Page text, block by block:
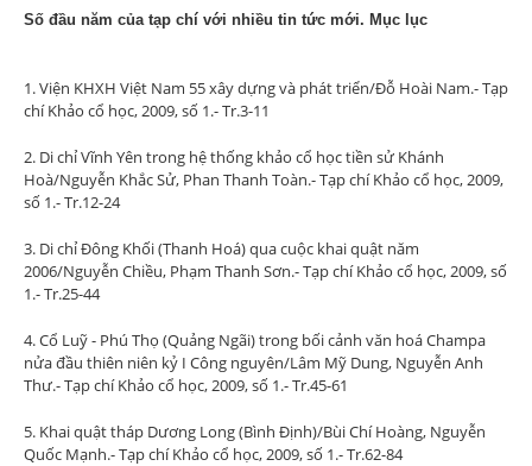
Số đầu năm của tạp chí với nhiều tin tức mới. Mục lục
1. Viện KHXH Việt Nam 55 xây dựng và phát triển/Đỗ Hoài Nam.- Tạp
chí Khảo cổ học, 2009, số 1.- Tr.3-11
2. Di chỉ Vĩnh Yên trong hệ thống khảo cổ học tiền sử Khánh
Hoà/Nguyễn Khắc Sử, Phan Thanh Toàn.- Tạp chí Khảo cổ học, 2009,
số 1.- Tr.12-24
3. Di chỉ Đông Khối (Thanh Hoá) qua cuộc khai quật năm
2006/Nguyễn Chiều, Phạm Thanh Sơn.- Tạp chí Khảo cổ học, 2009, số
1.- Tr.25-44
4. Cổ Luỹ - Phú Thọ (Quảng Ngãi) trong bối cảnh văn hoá Champa
nửa đầu thiên niên kỷ I Công nguyên/Lâm Mỹ Dung, Nguyễn Anh
Thư.- Tạp chí Khảo cổ học, 2009, số 1.- Tr.45-61
5. Khai quật tháp Dương Long (Bình Định)/Bùi Chí Hoàng, Nguyễn
Quốc Mạnh.- Tạp chí Khảo cổ học, 2009, số 1.- Tr.62-84